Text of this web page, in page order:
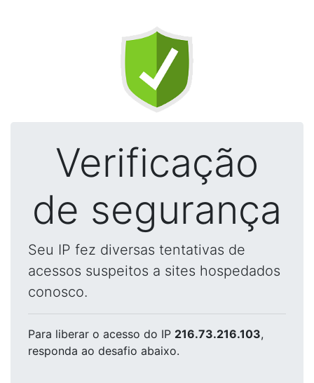
Verificação
de segurança
Seu IP fez diversas tentativas de
acessos suspeitos a sites hospedados
conosco.
Para liberar o acesso do IP 216.73.216.103,
responda ao desafio abaixo.